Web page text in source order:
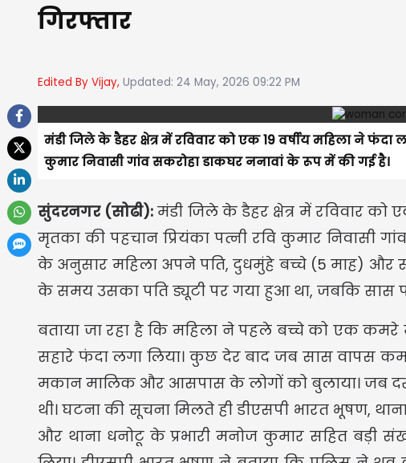
गिरफ्तार
Edited By Vijay, Updated: 24 May, 2026 09:22 PM
मंडी जिले के डैहर क्षेत्र में रविवार को एक 19 वर्षीय महिला ने
कुमार निवासी गांव सकरोहा डाकघर ननावां के रूप में की गई है।
सुंदरनगर (सोढी):मंडी जिले के डैहर क्षेत्र में रविवार को
मृतका की पहचान प्रियंका पत्नी रवि कुमार निवासी
के अनुसार महिला अपने पति, दुधमुंहे बच्चे (5 माह) और
के समय उसका पति ड्यूटी पर गया हुआ था, जबकि सास
बताया जा रहा है कि महिला ने पहले बच्चे को एक
सहारे फंदा लगा लिया। कुछ देर बाद जब सास वापस
मकान मालिक और आसपास के लोगों को बुलाया। जब
थी। घटना की सूचना मिलते ही डीएसपी भारत भूषण,
और थाना धनोटू के प्रभारी मनोज कुमार सहित बड़ी